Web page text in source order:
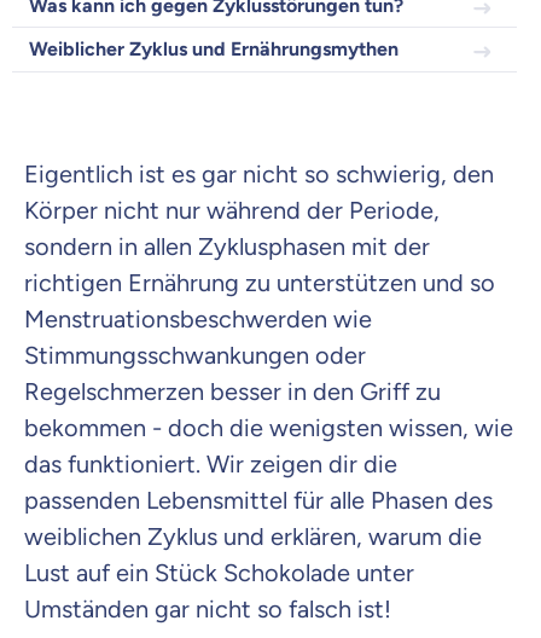
Was kann ich gegen Zyklusstörungen tun?
Weiblicher Zyklus und Ernährungsmythen
Eigentlich ist es gar nicht so schwierig, den
Körper nicht nur während der Periode,
sondern in allen Zyklusphasen mit der
richtigen Ernährung zu unterstützen und so
Menstruationsbeschwerden wie
Stimmungsschwankungen oder
Regelschmerzen besser in den Griff zu
bekommen - doch die wenigsten wissen, wie
das funktioniert. Wir zeigen dir die
passenden Lebensmittel für alle Phasen des
weiblichen Zyklus und erklären, warum die
Lust auf ein Stück Schokolade unter
Umständen gar nicht so falsch ist!
Krankenvoll
Versicherung
Beamten
Versicherung
Zahnzusatz
Versicherung
Krankenhaus
Versicherung
Mit dem Abschicken meiner Daten erkläre ich meineEinwilligung
Kontaktaufnahme durch ottonova.